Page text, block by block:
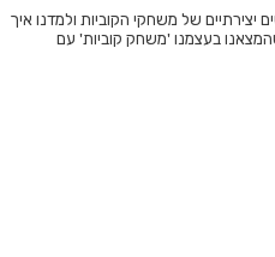
יצירתיים של משחקי הקוביות ולמדנו איך
בעצמנו 'משחק קוביות' עם